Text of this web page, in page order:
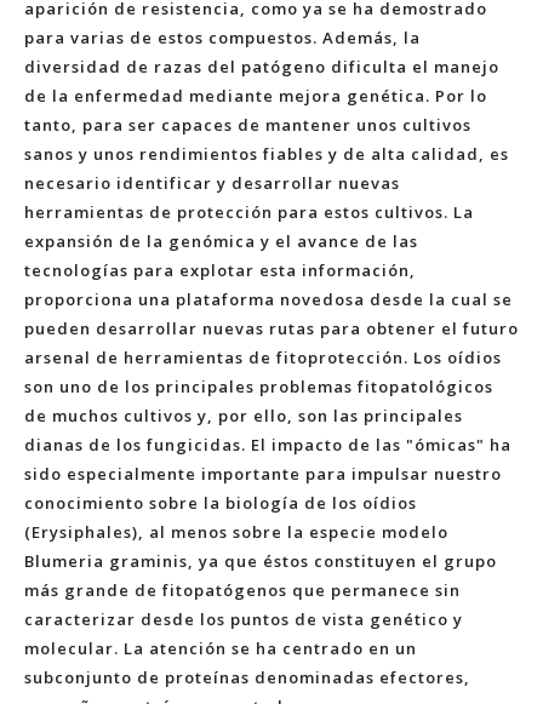
aparición de resistencia, como ya se ha demostrado
para varias de estos compuestos. Además, la
diversidad de razas del patógeno dificulta el manejo
de la enfermedad mediante mejora genética. Por lo
tanto, para ser capaces de mantener unos cultivos
sanos y unos rendimientos fiables y de alta calidad, es
necesario identificar y desarrollar nuevas
herramientas de protección para estos cultivos. La
expansión de la genómica y el avance de las
tecnologías para explotar esta información,
proporciona una plataforma novedosa desde la cual se
pueden desarrollar nuevas rutas para obtener el futuro
arsenal de herramientas de fitoprotección. Los oídios
son uno de los principales problemas fitopatológicos
de muchos cultivos y, por ello, son las principales
dianas de los fungicidas. El impacto de las "ómicas" ha
sido especialmente importante para impulsar nuestro
conocimiento sobre la biología de los oídios
(Erysiphales), al menos sobre la especie modelo
Blumeria graminis, ya que éstos constituyen el grupo
más grande de fitopatógenos que permanece sin
caracterizar desde los puntos de vista genético y
molecular. La atención se ha centrado en un
subconjunto de proteínas denominadas efectores,